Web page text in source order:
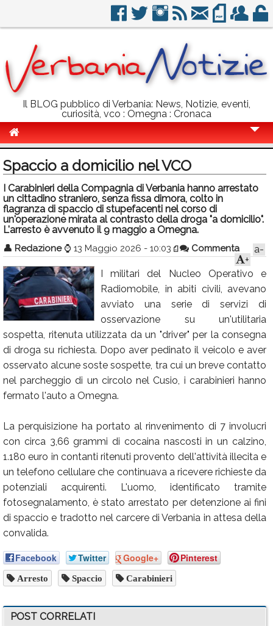
Il BLOG pubblico di Verbania: News, Notizie, eventi,
curiosità, vco : Omegna : Cronaca
Politica
Sport
Eventi
Info Utili
Rubriche
Calendario
Annunci
Spaccio a domicilio nel VCO
I Carabinieri della Compagnia di Verbania hanno arrestato
un cittadino straniero, senza fissa dimora, colto in
flagranza di spaccio di stupefacenti nel corso di
un'operazione mirata al contrasto della droga "a domicilio".
L'arresto è avvenuto il 9 maggio a Omegna.
👤 Redazione ⌚ 13 Maggio 2026 - 10:03 Commenta
a-
+
I militari del Nucleo Operativo e
Radiomobile, in abiti civili, avevano
avviato una serie di servizi di
osservazione su un'utilitaria
sospetta, ritenuta utilizzata da un "driver" per la consegna
di droga su richiesta. Dopo aver pedinato il veicolo e aver
osservato alcune soste sospette, tra cui un breve contatto
nel parcheggio di un circolo nel Cusio, i carabinieri hanno
fermato l'auto a Omegna.
La perquisizione ha portato al rinvenimento di 7 involucri
con circa 3,66 grammi di cocaina nascosti in un calzino,
1.180 euro in contanti ritenuti provento dell'attività illecita e
un telefono cellulare che continuava a ricevere richieste da
potenziali acquirenti. L'uomo, identificato tramite
fotosegnalamento, è stato arrestato per detenzione ai fini
di spaccio e tradotto nel carcere di Verbania in attesa della
convalida.
Facebook Twitter Google+ Pinterest
Arresto Spaccio Carabinieri
POST CORRELATI